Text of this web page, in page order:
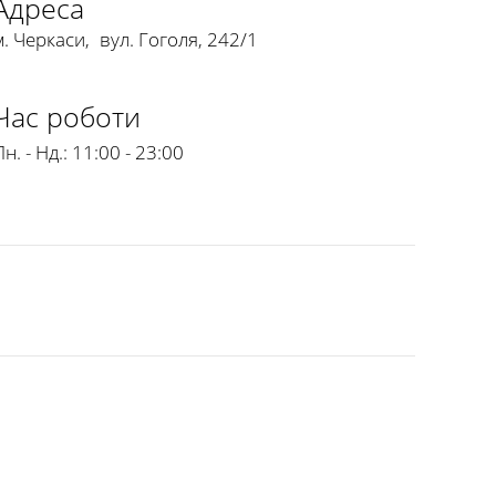
Черкаси, вул. Гоголя, 242/1
роботи
- Нд.: 11:00 - 23:00